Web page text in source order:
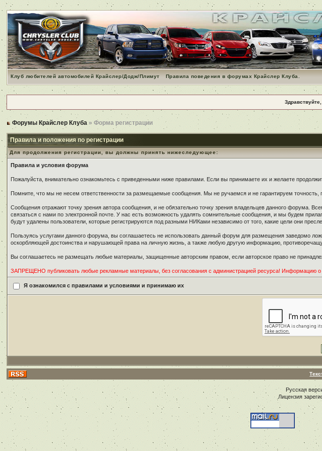
Клуб любителей автомобилей Крайслер/Додж/Плимут Правила поведения в форумах Крайслер Клуба.
Здравствуйте,
Форумы Крайслер Клуба » Форма регистрации
Правила и положения по регистрации
Для продолжения регистрации, вы должны принять нижеследующее:
Правила и условия форума
Пожалуйста, внимательно ознакомьтесь с приведенными ниже правилами. Если вы принимаете их и желаете
Помните, что мы не несем ответственности за размещаемые сообщения. Мы не ручаемся и не гарантируем
Сообщения отражают точку зрения автора сообщения, и не обязательно точку зрения владельцев данного форума.
связаться с нами по электронной почте. У нас есть возможность удалять сомнительные сообщения, и мы будем
будут удалены пользователи, которые регистрируются под разными НИКами независимо от того, какие цели они
Пользуясь услугами данного форума, вы соглашаетесь не использовать данный форум для размещения заведомо
оскорбляющей достоинства и нарушающей права на личную жизнь, а также любую другую информацию,
Вы соглашаетесь не размещать любые материалы, защищенные авторским правом, если авторское право не
ЗАПРЕЩЕНО публиковать любые рекламные материалы, без согласования с администрацией ресурса! Информацию
Я ознакомился с правилами и условиями и принимаю их
Русская
Лицензия